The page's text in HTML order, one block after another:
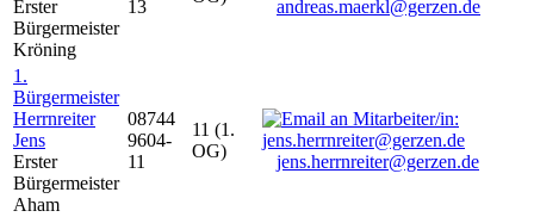
Erster
Bürgermeister
Kröning
13
andreas.maerkl@gerzen.de
1.
Bürgermeister
Herrnreiter
Jens
Erster
Bürgermeister
Aham
08744
9604-
11
11 (1.
OG)
jens.herrnreiter@gerzen.de